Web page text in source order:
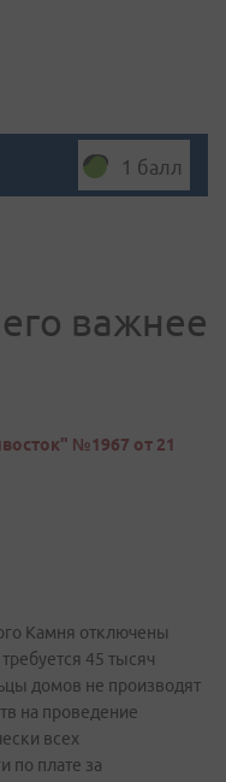
1 балл
важнее
№1967 от 21
Камня отключены
45 тысяч
домов не производят
на проведение
всех
по плате за